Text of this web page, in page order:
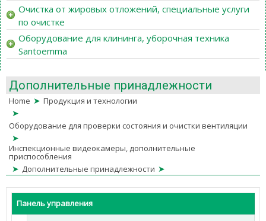
Очистка от жировых отложений, специальные услуги
по очистке
Оборудование для клининга, уборочная техника
Santoemma
Дополнительные принадлежности
Home ➤ Продукция и технологии
➤
Оборудование для проверки состояния и очистки вентиляции
➤
Инспекционные видеокамеры, дополнительные
приспособления
➤ Дополнительные принадлежности ➤
Панель управления